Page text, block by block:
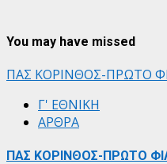
You may have missed
ΠΑΣ ΚΟΡΙΝΘΟΣ-ΠΡΩΤΟ
Γ' ΕΘΝΙΚΗ
ΑΡΘΡΑ
ΠΑΣ ΚΟΡΙΝΘΟΣ-ΠΡΩΤΟ